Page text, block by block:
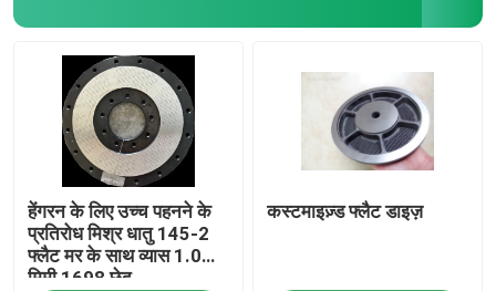
हेंगरन के लिए उच्च पहनने के
प्रतिरोध मिश्र धातु 145-2
फ्लैट मर के साथ व्यास 1.0
मिमी 1698 छेद
कस्टमाइज़्ड फ्लैट डाइज़